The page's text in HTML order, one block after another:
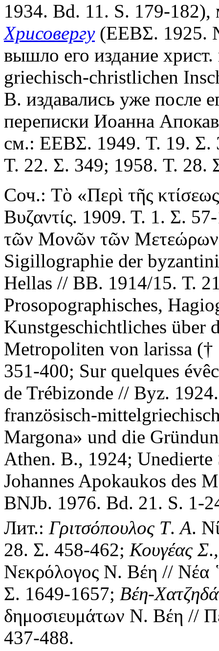
1934. Bd. 11. S. 179-
Хрисовергу(ΕΕΒΣ. 1925.
вышло его издание
griechisch-christlichen
В. издавались уже после
переписки Иоанна
см.: ΕΕΒΣ. 1949. T. 19. Σ.
T. 22. Σ. 349; 1958. T. 28.
Соч.: Τὸ «Περὶ τῆς
Βυζαντίς. 1909. Τ. 1. Σ.
τῶν Μονῶν τῶν
Sigillographie der
Hellas // BB. 1914/15. Т.
Prosopographisches,
Kunstgeschichtliches über
Metropoliten von larissa
351-400; Sur quelques
de Trébizonde // Byz.
französisch-
Margona» und die
Athen. B., 1924; Unedierte
Johannes Apokaukos des
BNJb. 1976. Bd. 21. S. 1-
Лит.: Γριτσόπουλος Τ.Α.
28. Σ. 458-462; Κουγέας Σ.,
Νεκρόλογος Ν. Βέη // Νέα
Σ. 1649-1657; Βέη-
δημοσιευμάτων Ν. Βέη //
437-488.